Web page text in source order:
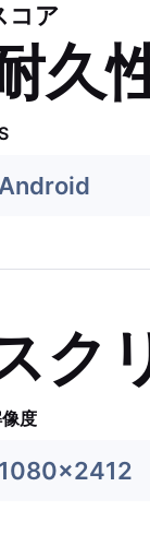
コア
久
Android
ク
度
1080x2412